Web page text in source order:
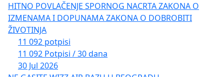
HITNO POVLAČENJE SPORNOG NACRTA ZAKONA O
IZMENAMA I DOPUNAMA ZAKONA O DOBROBITI
ŽIVOTINJA
11 092 potpisi
11 092 Potpisi / 30 dana
30 Jul 2026